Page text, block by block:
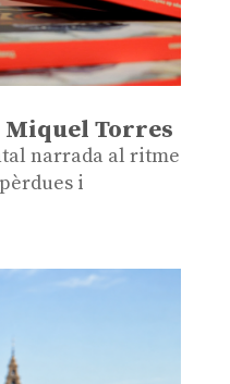
Miquel Torres
narrada al ritme
i